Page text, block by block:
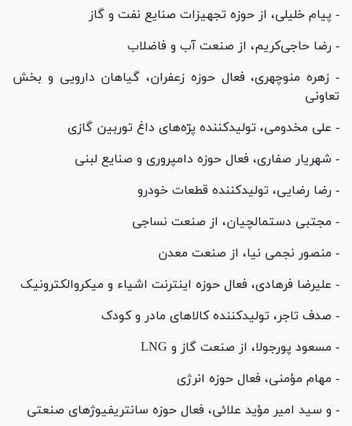
- پیام خلیلی، از حوزه تجهیزات صنایع نفت و گاز
- رضا حاجی‌کریم، از صنعت آب و فاضلاب
- زهره منوچهری، فعال حوزه زعفران، گیاهان دارویی و بخش
تعاونی
- علی مخدومی، تولیدکننده پرّه‌های داغ توربین گازی
- شهریار صفاری، فعال حوزه دامپروری و صنایع لبنی
- رضا رضایی، تولیدکننده قطعات خودرو
- مجتبی دستمالچیان، از صنعت نساجی
- منصور نجمی نیا، از صنعت معدن
- علیرضا فرهادی، فعال حوزه اینترنت اشیاء و میکروالکترونیک
- صدف تاجر، تولیدکننده کالا‌های مادر و کودک
- مسعود پورجولا، از صنعت گاز و LNG
- مهام مؤمنی، فعال حوزه انرژی
- و سید امیر مؤید علائی، فعال حوزه سانتریفیوژ‌های صنعتی